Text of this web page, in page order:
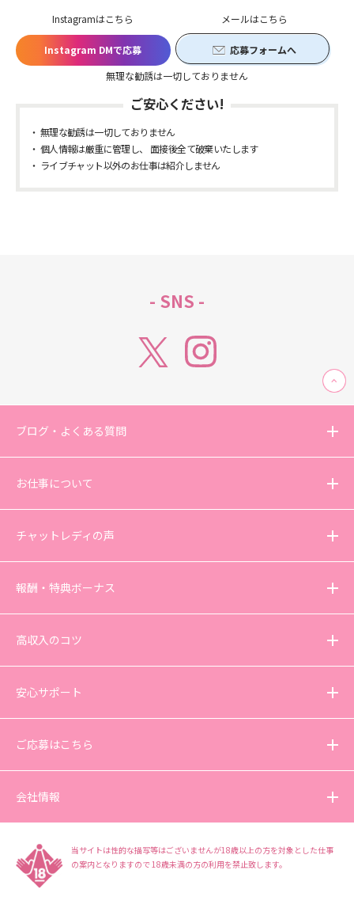
Instagramはこちら
Instagram DMで応募
メールはこちら
応募フォームへ
無理な勧誘は一切しておりません
ご安心ください!
無理な勧誘は一切しておりません
個人情報は厳重に管理し、 面接後全て破棄いたします
ライブチャット以外のお仕事は紹介しません
- SNS -
ブログ・よくある質問
お仕事について
チャットレディの声
報酬・特典ボーナス
高収入のコツ
安心サポート
ご応募はこちら
会社情報
当サイトは性的な描写等はございませんが18歳以上の方を対象とした仕事
の案内となりますので18歳未満の方の利用を禁止致します。